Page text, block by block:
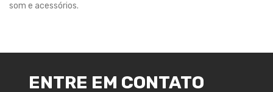
som e acessórios.
ENTRE EM CONTATO